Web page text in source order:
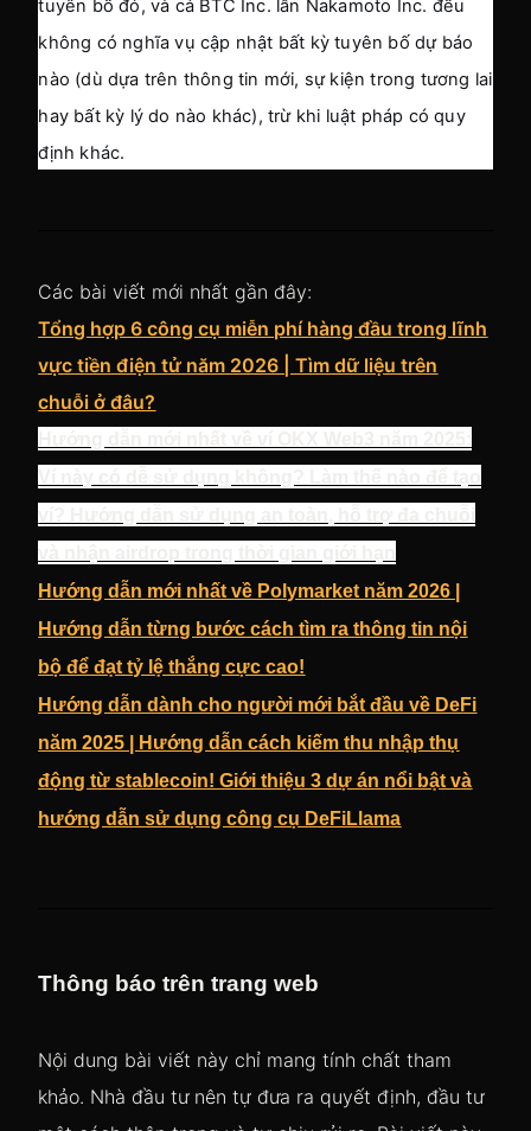
tuyên bố đó, và cả BTC Inc. lẫn Nakamoto Inc. đều
không có nghĩa vụ cập nhật bất kỳ tuyên bố dự báo
nào (dù dựa trên thông tin mới, sự kiện trong tương lai
hay bất kỳ lý do nào khác), trừ khi luật pháp có quy
định khác.
Các bài viết mới nhất gần đây:
Tổng hợp 6 công cụ miễn phí hàng đầu trong lĩnh
vực tiền điện tử năm 2026 | Tìm dữ liệu trên
chuỗi ở đâu?
Hướng dẫn mới nhất về Polymarket năm 2026 |
Hướng dẫn từng bước cách tìm ra thông tin nội
bộ để đạt tỷ lệ thắng cực cao!
Hướng dẫn dành cho người mới bắt đầu về DeFi
năm 2025 | Hướng dẫn cách kiếm thu nhập thụ
động từ stablecoin! Giới thiệu 3 dự án nổi bật và
hướng dẫn sử dụng công cụ DeFiLlama
Thông báo trên trang web
Nội dung bài viết này chỉ mang tính chất tham
khảo. Nhà đầu tư nên tự đưa ra quyết định, đầu tư